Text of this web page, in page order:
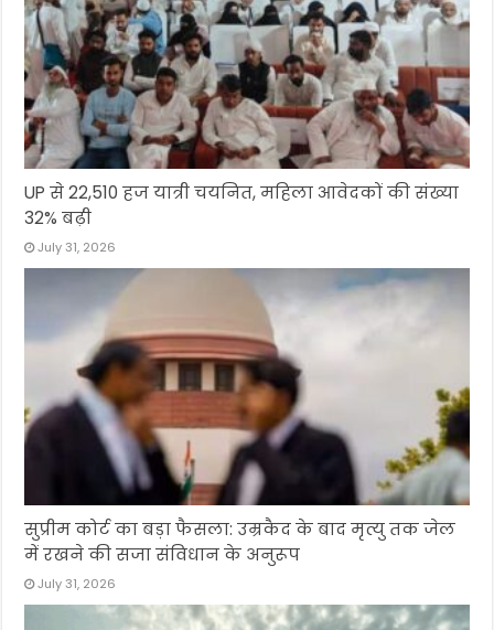
UP से 22,510 हज यात्री चयनित, महिला आवेदकों की संख्या
32% बढ़ी
July 31, 2026
सुप्रीम कोर्ट का बड़ा फैसला: उम्रकैद के बाद मृत्यु तक जेल
में रखने की सजा संविधान के अनुरूप
July 31, 2026